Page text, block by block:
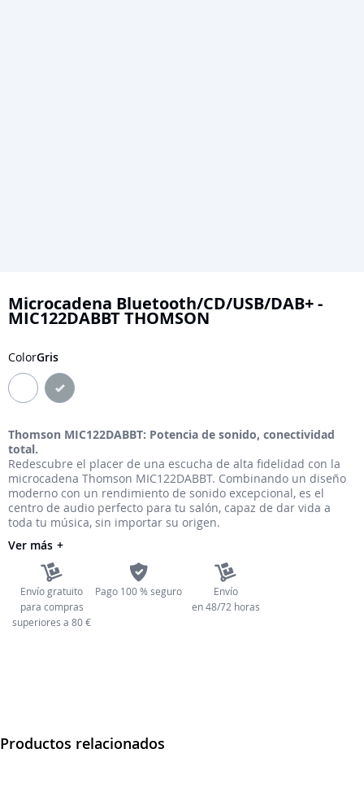
al
comienzo
la
galería
de
Microcadena Bluetooth/CD/USB/DAB+ -
MIC122DABBT THOMSON
ColorGris
Thomson MIC122DABBT: Potencia de sonido, conectividad
total.
Redescubre el placer de una escucha de alta fidelidad con la
microcadena Thomson MIC122DABBT. Combinando un diseño
moderno con un rendimiento de sonido excepcional, es el
centro de audio perfecto para tu salón, capaz de dar vida a
toda tu música, sin importar su origen.
Ver más
Envío gratuito
para compras
superiores a 80 €
Pago 100 % seguro
Envío
en 48/72 horas
Productos relacionados